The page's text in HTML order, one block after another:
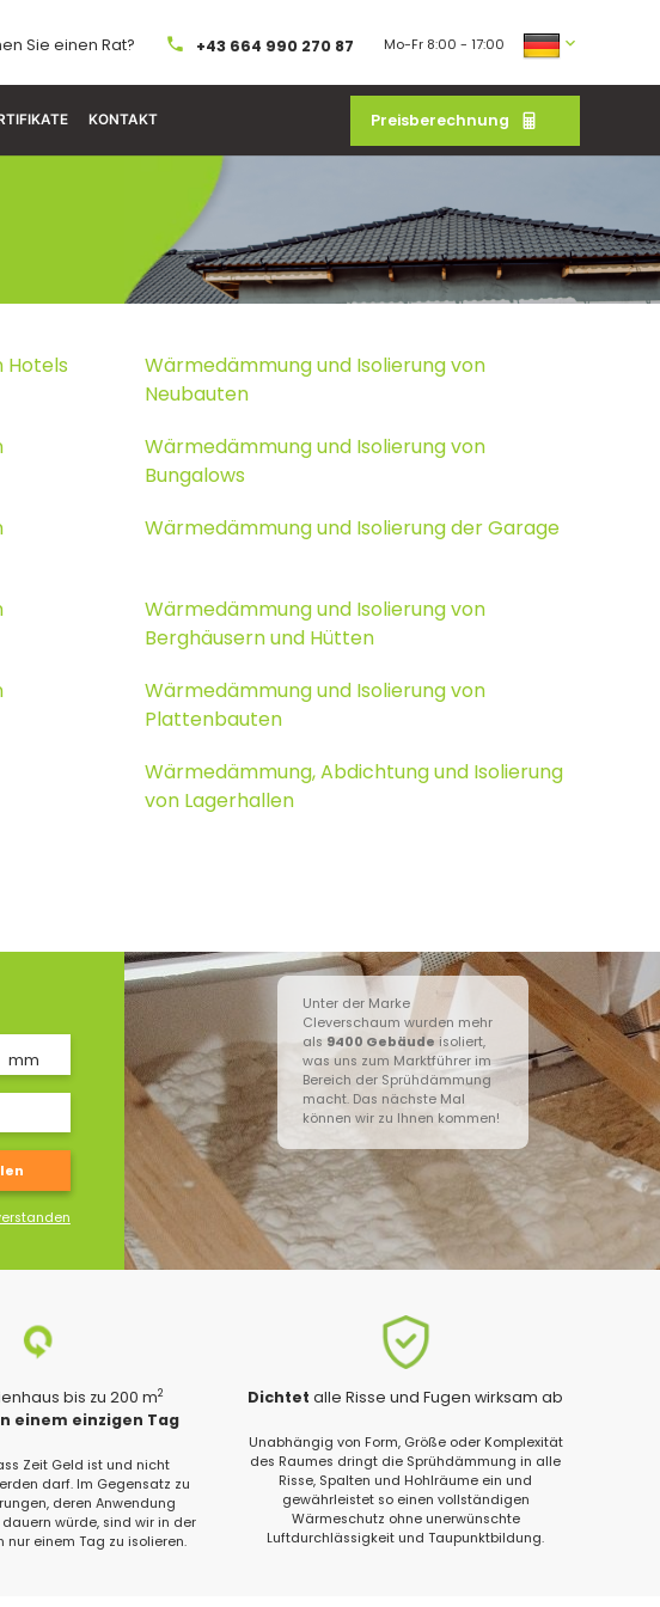
Sie einen Rat? +43 664 990 270 87 Mo-Fr 8:00 - 17:00
KONTAKT Preisberechnung
Hotels
Wärmedämmung und Isolierung von
Neubauten
Wärmedämmung und Isolierung von
Bungalows
Wärmedämmung und Isolierung der Garage
Wärmedämmung und Isolierung von
Berghäusern und Hütten
Wärmedämmung und Isolierung von
Plattenbauten
Wärmedämmung, Abdichtung und Isolierung
von Lagerhallen
mm
Unter der Marke
Cleverschaum wurden mehr
als 9400 Gebäude isoliert,
was uns zum Marktführer im
Bereich der Sprühdämmung
macht. Das nächste Mal
können wir zu Ihnen kommen!
bis zu 200 m2
einem einzigen Tag
Zeit Geld ist und nicht
darf. Im Gegensatz zu
deren Anwendung
würde, sind wir in der
nur einem Tag zu isolieren.
Dichtet alle Risse und Fugen wirksam ab
Unabhängig von Form, Größe oder Komplexität
des Raumes dringt die Sprühdämmung in alle
Risse, Spalten und Hohlräume ein und
gewährleistet so einen vollständigen
Wärmeschutz ohne unerwünschte
Luftdurchlässigkeit und Taupunktbildung.